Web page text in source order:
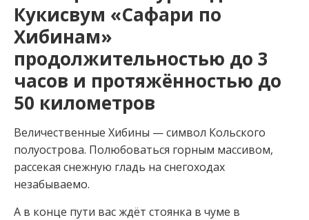
Кукисвум «Сафари по
Хибинам»
продолжительностью до 3
часов и протяжённостью до
50 километров
Величественные Хибины — символ Кольского
полуострова. Полюбоваться горным массивом,
рассекая снежную гладь на снегоходах
незабываемо.
А в конце пути вас ждёт стоянка в чуме в